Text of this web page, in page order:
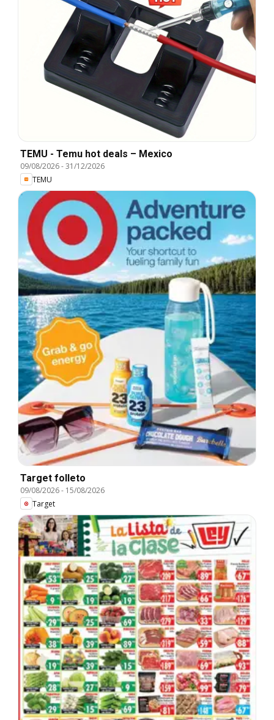
TEMU - Temu hot deals – Mexico
09/08/2026-31/12/2026
TEMU
Target folleto
09/08/2026- 15/08/2026
Target